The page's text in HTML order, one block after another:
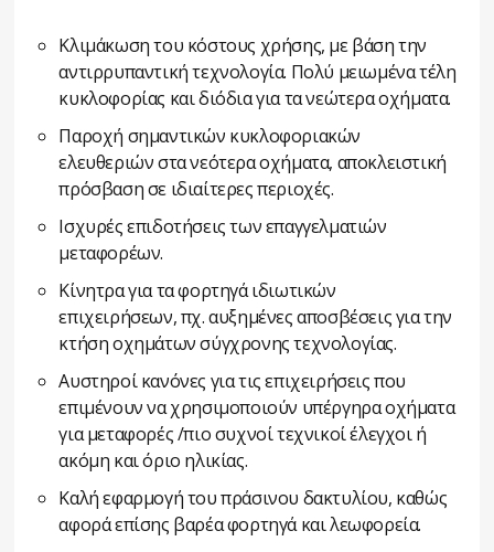
Κλιμάκωση του κόστους χρήσης, με βάση την
αντιρρυπαντική τεχνολογία. Πολύ μειωμένα τέλη
κυκλοφορίας και διόδια για τα νεώτερα οχήματα.
Παροχή σημαντικών κυκλοφοριακών
ελευθεριών στα νεότερα οχήματα, αποκλειστική
πρόσβαση σε ιδιαίτερες περιοχές.
Ισχυρές επιδοτήσεις των επαγγελματιών
μεταφορέων.
Κίνητρα για τα φορτηγά ιδιωτικών
επιχειρήσεων, πχ. αυξημένες αποσβέσεις για την
κτήση οχημάτων σύγχρονης τεχνολογίας.
Αυστηροί κανόνες για τις επιχειρήσεις που
επιμένουν να χρησιμοποιούν υπέργηρα οχήματα
για μεταφορές /πιο συχνοί τεχνικοί έλεγχοι ή
ακόμη και όριο ηλικίας.
Καλή εφαρμογή του πράσινου δακτυλίου, καθώς
αφορά επίσης βαρέα φορτηγά και λεωφορεία.